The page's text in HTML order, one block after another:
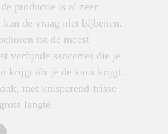
productie is al zeer
de vraag niet bijbenen.
tot de meest
verfijnde sancerres die je
krijgt als je de kans krijgt.
met knisperend-frisse
lengte.